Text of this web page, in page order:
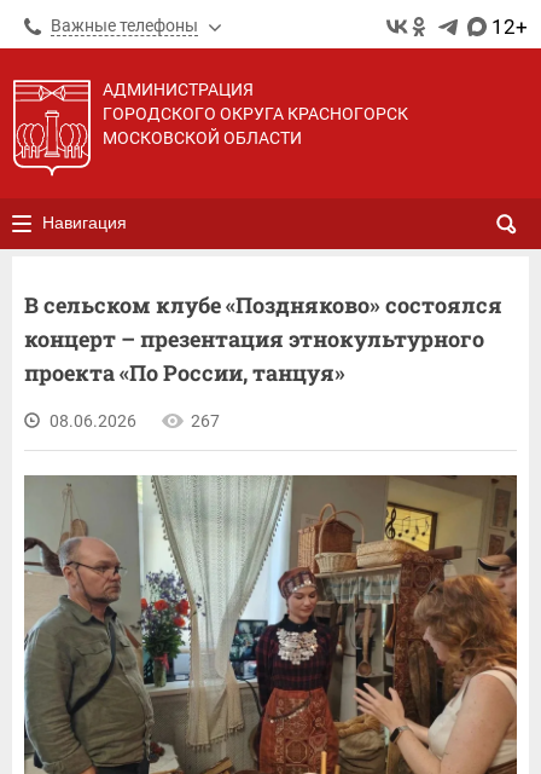
Важные телефоны 12+
АДМИНИСТРАЦИЯ
ГОРОДСКОГО ОКРУГА КРАСНОГОРСК
МОСКОВСКОЙ ОБЛАСТИ
Навигация
В сельском клубе «Поздняково» состоялся
концерт – презентация этнокультурного
проекта «По России, танцуя»
08.06.2026 267